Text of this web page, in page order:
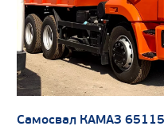
Вместимость
Направление
Колесная формула
Самосвал КАМАЗ